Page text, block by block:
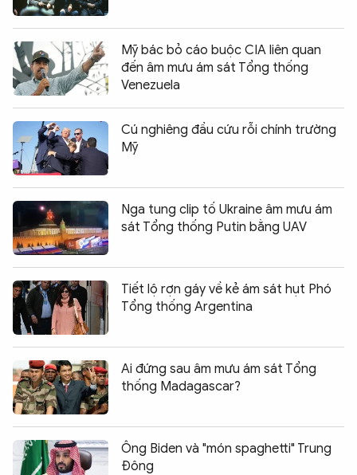
CÔNG NGHỆ
QUỐC TẾ
VĂN HÓA - THỂ THAO
BẠN ĐỌC & CAND
ĐA PHƯƠNG TIỆN
eMagazine
Podcast
Video
Infographic
Chuyên trangAn ninh thế giớiVăn nghệ Công an
Chuyên đề
Mỹ bác bỏ cáo buộc CIA liên quan
đến âm mưu ám sát Tổng thống
Venezuela
Cú nghiêng đầu cứu rỗi chính trường
Mỹ
Nga tung clip tố Ukraine âm mưu ám
sát Tổng thống Putin bằng UAV
Tiết lộ rợn gáy về kẻ ám sát hụt Phó
Tổng thống Argentina
Ai đứng sau âm mưu ám sát Tổng
thống Madagascar?
Ông Biden và "món spaghetti" Trung
Đông